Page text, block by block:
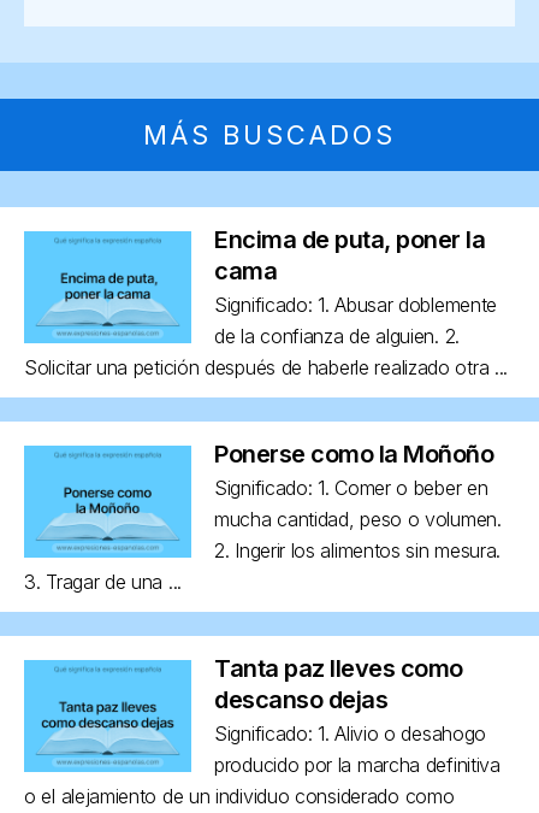
MÁS BUSCADOS
Encima de puta, poner la
cama
Significado: 1. Abusar doblemente
de la confianza de alguien. 2.
Solicitar una petición después de haberle realizado otra ...
Ponerse como la Moñoño
Significado: 1. Comer o beber en
mucha cantidad, peso o volumen.
2. Ingerir los alimentos sin mesura.
3. Tragar de una ...
Tanta paz lleves como
descanso dejas
Significado: 1. Alivio o desahogo
producido por la marcha definitiva
o el alejamiento de un individuo considerado como